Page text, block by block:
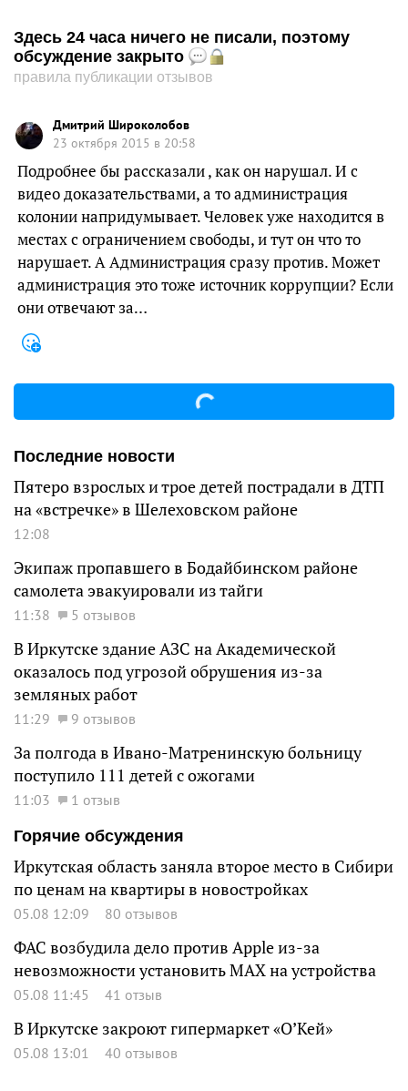
Здесь 24 часа ничего не писали, поэтому
обсуждение закрыто
правила публикации отзывов
Дмитрий Широколобов
23 октября 2015 в 20:58
Подробнее бы рассказали , как он нарушал. И с
видео доказательствами, а то администрация
колонии напридумывает. Человек уже находится в
местах с ограничением свободы, и тут он что то
нарушает. А Администрация сразу против. Может
администрация это тоже источник коррупции? Если
они отвечают за…
Последние новости
Пятеро взрослых и трое детей пострадали в ДТП
на «встречке» в Шелеховском районе
12:08
Экипаж пропавшего в Бодайбинском районе
самолета эвакуировали из тайги
11:38 5 отзывов
В Иркутске здание АЗС на Академической
оказалось под угрозой обрушения из-за
земляных работ
11:29 9 отзывов
За полгода в Ивано-Матренинскую больницу
поступило 111 детей с ожогами
11:03
1 отзыв
Горячие обсуждения
Иркутская область заняла второе место в Сибири
по ценам на квартиры в новостройках
05.08 12:09 80 отзывов
ФАС возбудила дело против Apple из-за
невозможности установить MAX на устройства
05.08 11:45 41 отзыв
В Иркутске закроют гипермаркет «О’Кей»
05.08 13:01 40 отзывов